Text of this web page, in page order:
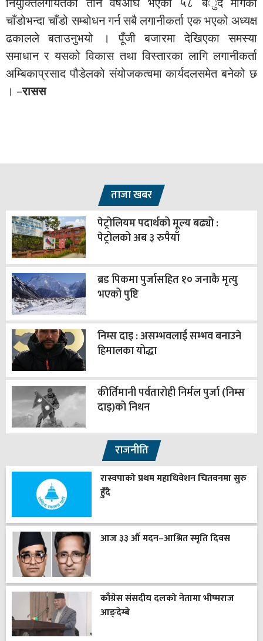
चाँडोभन्दा चाँडो सम्बोधन गर्न सबै लगानीकर्ता एक भएको अध्यक्ष
ढकालले बताउनुभयो । पूँजी बजारमा देखिएका समस्या
समाधान र यसको विकास तथा विस्तारका लागि लगानीकर्ता
अम्बिकाप्रसाद पौडेलको संयोजकत्वमा कार्यदलसमेत बनेको छ
। –रासस
ताजा खबर
पेट्रोलियम पदार्थको मूल्य बढ्यो :
पेट्रोलको अब ३ रुपैयाँ
ब्रड पिकमा पुर्जासहित १० जनाकै मृत्यु
भएको पुष्टि
निम्स दाइ : असम्भवलाई सम्भव बनाउने
हिमालका योद्धा
कीर्तिमानी पर्वतारोही निर्मल पुर्जा (निम्स
दाइ)को निधन
राजनीति
रास्वपाको प्रथम महाधिवेशन चितवनमा सुरु
हुँदै
आज ३३ औँ मदन–आश्रित स्मृति दिवस
काँग्रेस संसदीय दलको नेतामा भीष्मराज
आङ्देम्बे